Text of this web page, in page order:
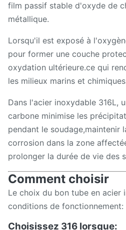
film passif stable d'oxyde de
métallique.
Lorsqu'il est exposé à
pour former une couche
oxydation ultérieure.ce qui
les milieux marins et
Dans l'acier inoxydable 316L,
carbone minimise les
pendant le soudage,maintenir
corrosion dans la zone
prolonger la durée de vie des
Comment choisir
Le choix du bon tube en acier
conditions de fonctionnement:
Choisissez 316 lorsque: